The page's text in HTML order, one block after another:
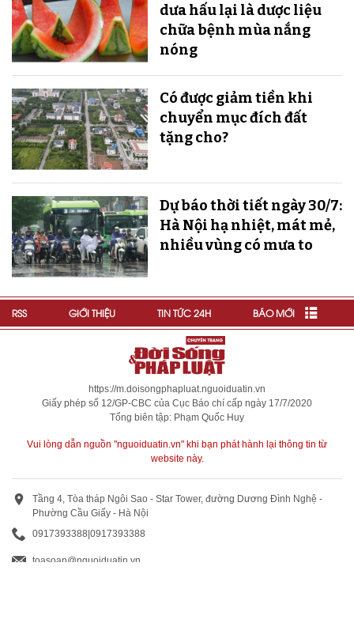
dưa hấu lại là dược liệu
chữa bệnh mùa nắng
nóng
Có được giảm tiền khi
chuyển mục đích đất
tặng cho?
Dự báo thời tiết ngày 30/7:
Hà Nội hạ nhiệt, mát mẻ,
nhiều vùng có mưa to
RSS GIỚI THIỆU TIN TỨC 24H BÁO MỚI
https://m.doisongphapluat.nguoiduatin.vn
Giấy phép số 12/GP-CBC của Cục Báo chí cấp ngày 17/7/2020
Tổng biên tập: Phạm Quốc Huy
Vui lòng dẫn nguồn "nguoiduatin.vn" khi bạn phát hành lại thông tin từ
website này.
Tầng 4, Tòa tháp Ngôi Sao - Star Tower, đường Dương Đình Nghệ -
Phường Cầu Giấy - Hà Nội
0917393388|0917393388
toasoan@nguoiduatin.vn